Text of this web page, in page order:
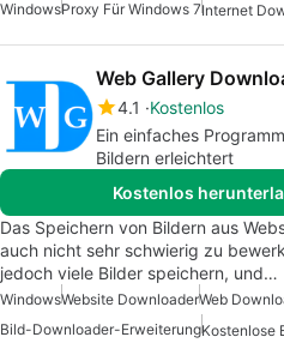
WindowsProxy Für Windows 7
Web Gallery
4.1
Kostenlos
Ein einfaches
Bildern erleichtert
Kostenlos
Das Speichern von Bildern aus
auch nicht sehr schwierig zu
jedoch viele Bilder speichern, und…
WindowsWebsite DownloaderWeb
Bild-Downloader-Erweiterung